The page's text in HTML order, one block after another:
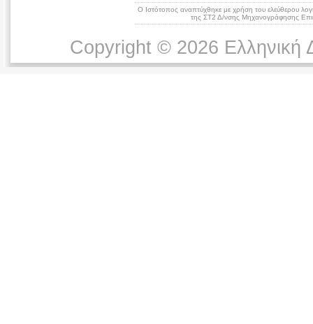
Ο Ιστότοπος αναπτύχθηκε με χρήση του ελεύθερου
της ΣΤ2 Δ/νσης Μηχανογράφησης
Copyright © 2026